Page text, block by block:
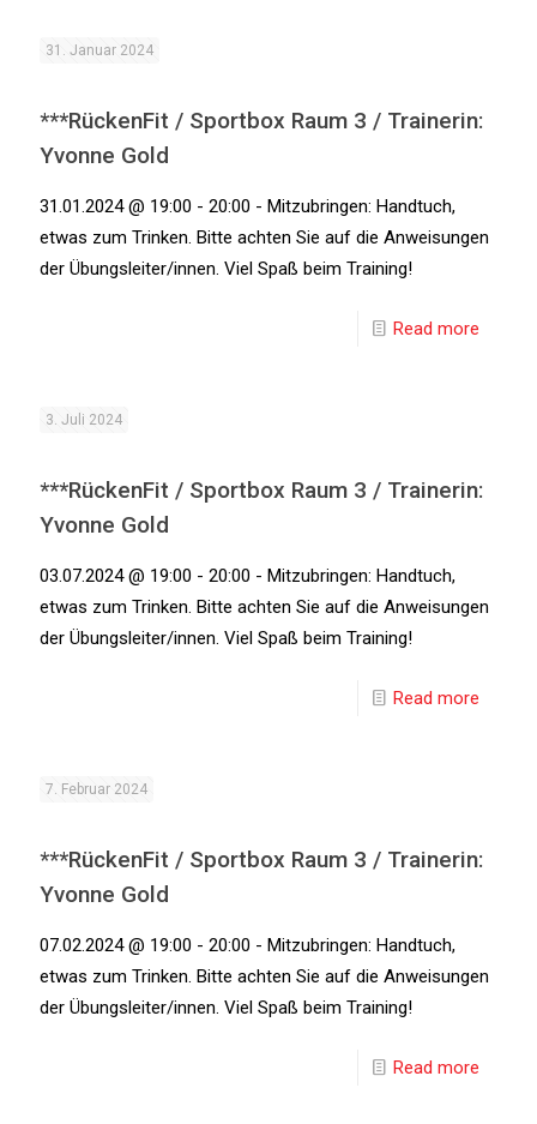
31. Januar 2024
***RückenFit / Sportbox Raum 3 / Trainerin:
Yvonne Gold
31.01.2024 @ 19:00 - 20:00 - Mitzubringen: Handtuch,
etwas zum Trinken. Bitte achten Sie auf die Anweisungen
der Übungsleiter/innen. Viel Spaß beim Training!
Read more
3. Juli 2024
***RückenFit / Sportbox Raum 3 / Trainerin:
Yvonne Gold
03.07.2024 @ 19:00 - 20:00 - Mitzubringen: Handtuch,
etwas zum Trinken. Bitte achten Sie auf die Anweisungen
der Übungsleiter/innen. Viel Spaß beim Training!
Read more
7. Februar 2024
***RückenFit / Sportbox Raum 3 / Trainerin:
Yvonne Gold
07.02.2024 @ 19:00 - 20:00 - Mitzubringen: Handtuch,
etwas zum Trinken. Bitte achten Sie auf die Anweisungen
der Übungsleiter/innen. Viel Spaß beim Training!
Read more